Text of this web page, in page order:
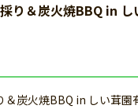
り＆炭火焼BBQ in
炭火焼BBQ in しい茸園